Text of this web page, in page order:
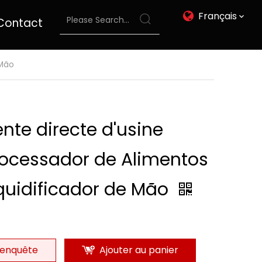
Français
directe d'usine
de Alimentos
de Mão
enquête Ajouter au panier